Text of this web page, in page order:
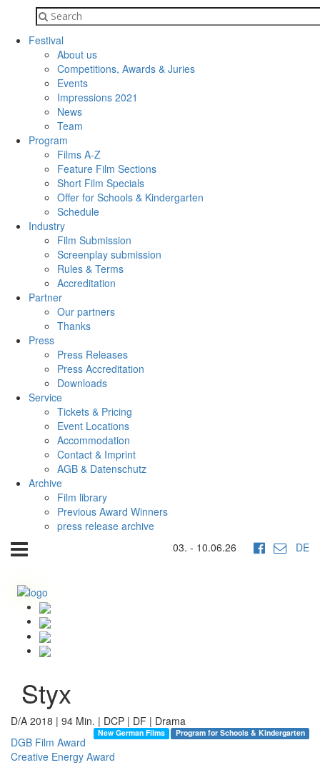
Festival
About us
Competitions, Awards & Juries
Events
Impressions 2021
News
Team
Program
Films A-Z
Feature Film Sections
Short Film Specials
Offer for Schools & Kindergarten
Schedule
Industry
Film Submission
Screenplay submission
Rules & Terms
Accreditation
Partner
Our partners
Thanks
Press
Press Releases
Press Accreditation
Downloads
Service
Tickets & Pricing
Event Locations
Accommodation
Contact & Imprint
AGB & Datenschutz
Archive
Film library
Previous Award Winners
press release archive
03. - 10.06.26
DE
Styx
D/A 2018 | 94 Min. | DCP | DF | Drama
Program for Schools & Kindergarten
New German Films
DGB Film Award
Creative Energy Award